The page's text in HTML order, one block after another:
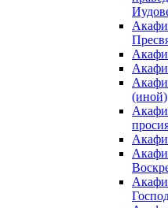
(иной)